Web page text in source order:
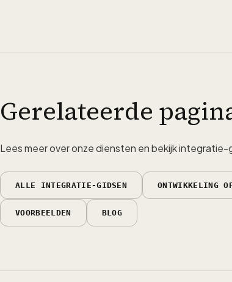
Gerelateerde
Lees meer over onze diensten en bekijk
ALLE INTEGRATIE-GIDSEN ONTWIKKELING
VOORBEELDEN BLOG